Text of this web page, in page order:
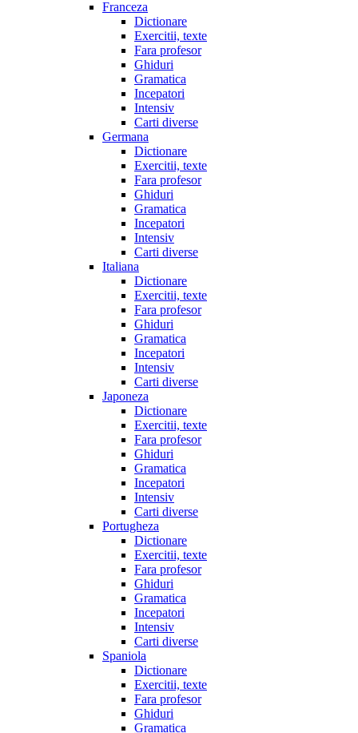
Franceza
Dictionare
Exercitii, texte
Fara profesor
Ghiduri
Gramatica
Incepatori
Intensiv
Carti diverse
Germana
Dictionare
Exercitii, texte
Fara profesor
Ghiduri
Gramatica
Incepatori
Intensiv
Carti diverse
Italiana
Dictionare
Exercitii, texte
Fara profesor
Ghiduri
Gramatica
Incepatori
Intensiv
Carti diverse
Japoneza
Dictionare
Exercitii, texte
Fara profesor
Ghiduri
Gramatica
Incepatori
Intensiv
Carti diverse
Portugheza
Dictionare
Exercitii, texte
Fara profesor
Ghiduri
Gramatica
Incepatori
Intensiv
Carti diverse
Spaniola
Dictionare
Exercitii, texte
Fara profesor
Ghiduri
Gramatica